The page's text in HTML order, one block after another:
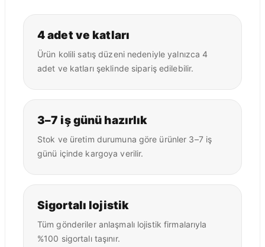
4 adet ve katları
Ürün kolili satış düzeni nedeniyle yalnızca 4
adet ve katları şeklinde sipariş edilebilir.
3–7 iş günü hazırlık
Stok ve üretim durumuna göre ürünler 3–7 iş
günü içinde kargoya verilir.
Sigortalı lojistik
Tüm gönderiler anlaşmalı lojistik firmalarıyla
%100 sigortalı taşınır.